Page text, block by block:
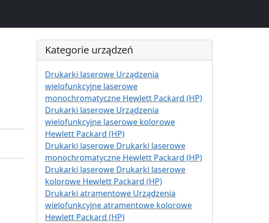
Kategorie urządzeń
Drukarki laserowe Urządzenia
wielofunkcyjne laserowe
monochromatyczne Hewlett Packard (HP)
Drukarki laserowe Urządzenia
wielofunkcyjne laserowe kolorowe
Hewlett Packard (HP)
Drukarki laserowe Drukarki laserowe
monochromatyczne Hewlett Packard (HP)
Drukarki laserowe Drukarki laserowe
kolorowe Hewlett Packard (HP)
Drukarki atramentowe Urządzenia
wielofunkcyjne atramentowe kolorowe
Hewlett Packard (HP)